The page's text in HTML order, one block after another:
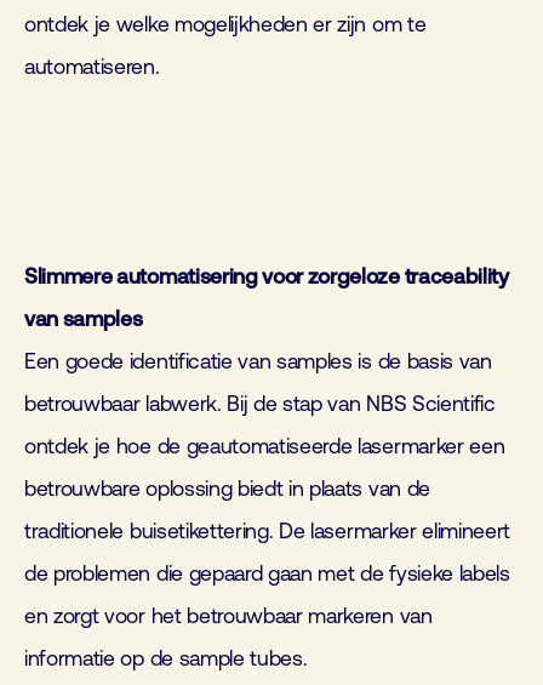
ontdek je welke mogelijkheden er zijn om te
automatiseren.
Slimmere automatisering voor zorgeloze traceability
van samples
Een goede identificatie van samples is de basis van
betrouwbaar labwerk. Bij de stap van NBS Scientific
ontdek je hoe de geautomatiseerde lasermarker een
betrouwbare oplossing biedt in plaats van de
traditionele buisetikettering. De lasermarker elimineert
de problemen die gepaard gaan met de fysieke labels
en zorgt voor het betrouwbaar markeren van
informatie op de sample tubes.